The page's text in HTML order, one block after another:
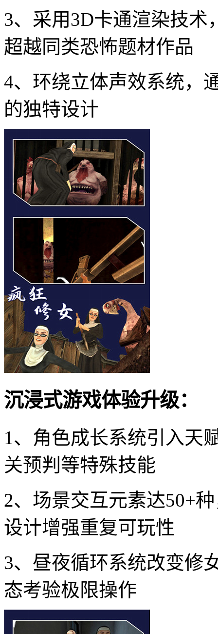
3、采用3D卡通渲染技术
超越同类恐怖题材作品
4、环绕立体声效系统，
的独特设计
沉浸式游戏体验升级：
1、角色成长系统引入天
关预判等特殊技能
2、场景交互元素达50+
设计增强重复可玩性
3、昼夜循环系统改变修
态考验极限操作